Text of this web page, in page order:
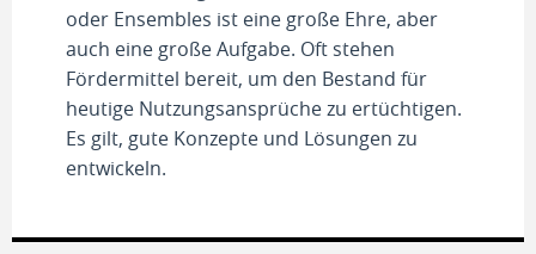
oder Ensembles ist eine große Ehre, aber
auch eine große Aufgabe. Oft stehen
Fördermittel bereit, um den Bestand für
heutige Nutzungsansprüche zu ertüchtigen.
Es gilt, gute Konzepte und Lösungen zu
entwickeln.